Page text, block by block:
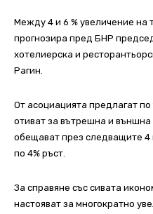
Между 4 и 6 % увеличение на
прогнозира пред БНР
хотелиерска и
Рагин.
От асоциацията предлагат
отиват за вътрешна и
обещават през следващите 4
по 4% ръст.
За справяне със сивата
настояват за многократно